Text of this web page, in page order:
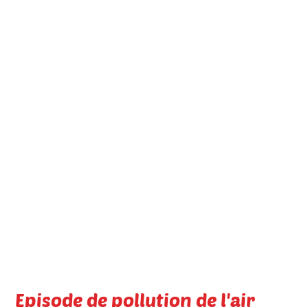
Episode de pollution de l'air